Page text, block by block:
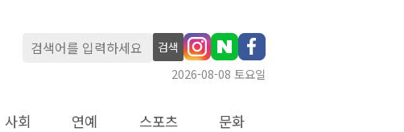
검색
2026-08-08 토요일
사회 연예 스포츠 문화